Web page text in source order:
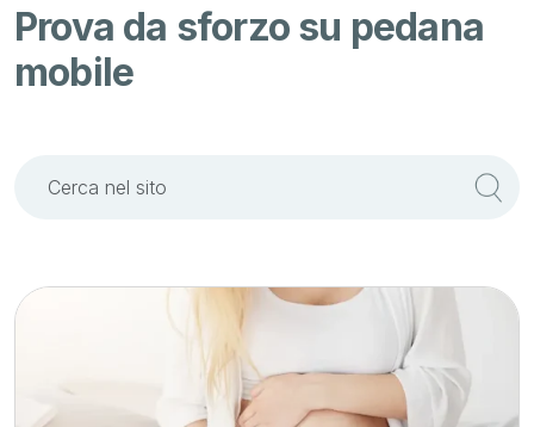
Prova da sforzo su pedana
mobile